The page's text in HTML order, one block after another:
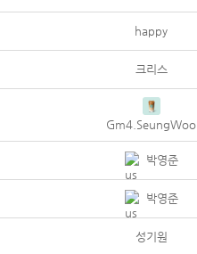
happy
크리스
Gm4.SeungWoo
박영준
박영준
성기원